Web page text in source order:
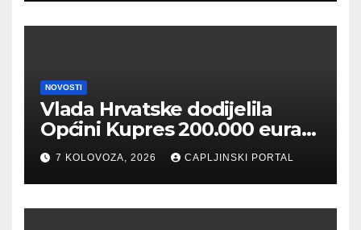
NOVOSTI
Vlada Hrvatske dodijelila
Općini Kupres 200.000 eura
za izgradnju vatrogasnog
doma
7 KOLOVOZA, 2026 CAPLJINSKI PORTAL